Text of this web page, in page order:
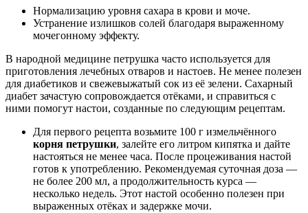
Нормализацию уровня сахара в крови и моче.
Устранение излишков солей благодаря выраженному
мочегонному эффекту.
В народной медицине петрушка часто используется для
приготовления лечебных отваров и настоев. Не менее полезен
для диабетиков и свежевыжатый сок из её зелени. Сахарный
диабет зачастую сопровождается отёками, и справиться с
ними помогут настои, созданные по следующим рецептам.
Для первого рецепта возьмите 100 г измельчённого
корня петрушки, залейте его литром кипятка и дайте
настояться не менее часа. После процеживания настой
готов к употреблению. Рекомендуемая суточная доза —
не более 200 мл, а продолжительность курса —
несколько недель. Этот настой особенно полезен при
выраженных отёках и задержке мочи.